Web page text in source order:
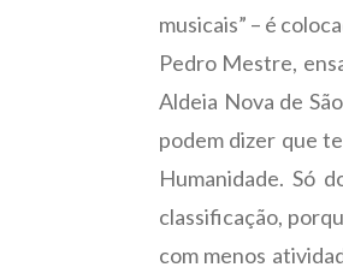
musicais” – é
Pedro Mestre,
Aldeia Nova de
podem dizer que
Humanidade. Só
classificação,
com menos